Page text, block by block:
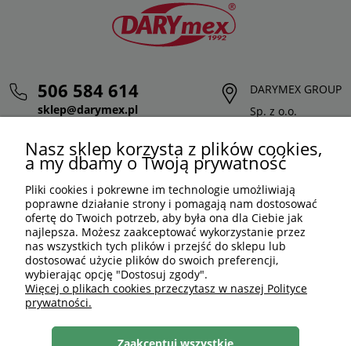
506 584 614
sklep@darymex.pl
DARYMEX GROUP
Sp. z o.o.
32-620 Brzeszcze
PLN PL
Nasz sklep korzysta z plików cookies,
a my dbamy o Twoją prywatność
Pliki cookies i pokrewne im technologie umożliwiają
poprawne działanie strony i pomagają nam dostosować
ofertę do Twoich potrzeb, aby była ona dla Ciebie jak
najlepsza. Możesz zaakceptować wykorzystanie przez
nas wszystkich tych plików i przejść do sklepu lub
dostosować użycie plików do swoich preferencji,
wybierając opcję "Dostosuj zgody".
Więcej o plikach cookies przeczytasz w naszej Polityce
prywatności.